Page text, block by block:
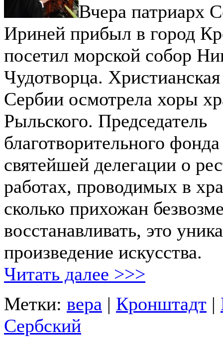
Вчера патриарх
Ириней прибыл в город
посетил морской собор
Чудотворца.
Сербии осмотрела хоры
Рыльского. Председатель
благотворительного фонда
святейшей делегации о
работах, проводимых в
сколько прихожан
восстанавливать, это
произведение искусства.
Читать далее >>>
Метки: вера | Кронштадт |
Сербский